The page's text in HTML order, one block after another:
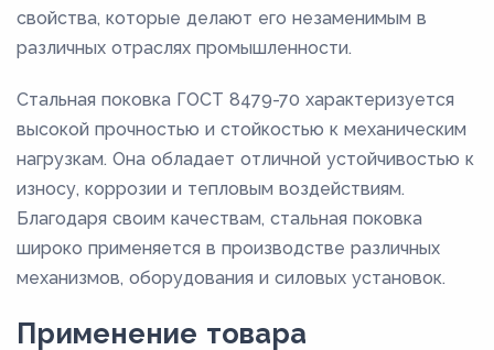
свойства, которые делают его незаменимым в
различных отраслях промышленности.
Стальная поковка ГОСТ 8479-70 характеризуется
высокой прочностью и стойкостью к механическим
нагрузкам. Она обладает отличной устойчивостью к
износу, коррозии и тепловым воздействиям.
Благодаря своим качествам, стальная поковка
широко применяется в производстве различных
механизмов, оборудования и силовых установок.
Применение товара